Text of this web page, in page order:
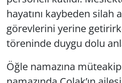
hayatını kaybeden silah
görevlerini yerine
töreninde duygu dolu
Öğle namazına müteakip